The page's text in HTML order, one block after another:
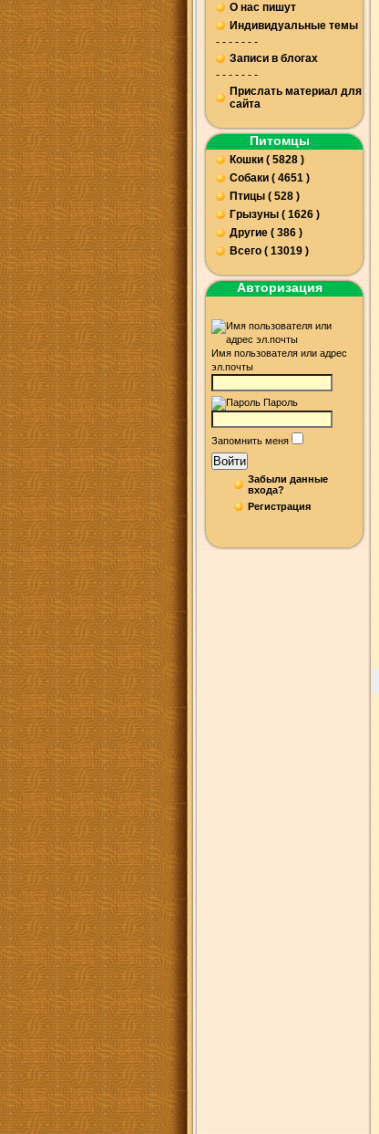
О нас пишут
Индивидуальные темы
- - - - - - -
Записи в блогах
- - - - - - -
Прислать материал для
сайта
Питомцы
Кошки ( 5828 )
Собаки ( 4651 )
Птицы ( 528 )
Грызуны ( 1626 )
Другие ( 386 )
Всего ( 13019 )
Авторизация
Имя пользователя или адрес
эл.почты
Пароль
Запомнить меня
Войти
Забыли данные
входа?
Регистрация